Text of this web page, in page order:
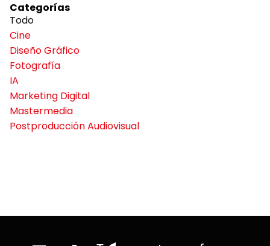
Categorías
Cine
Diseño Gráfico
Fotografía
IA
Marketing Digital
Mastermedia
Postproducción Audiovisual
Todo